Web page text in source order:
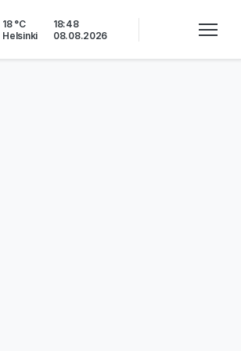
18 °C
Helsinki
18:48
08.08.2026